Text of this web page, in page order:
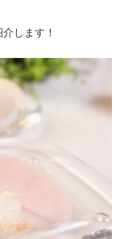
します！